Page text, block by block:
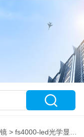
> fs4000-led光学显微镜